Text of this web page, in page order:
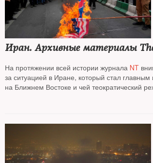
Иран. Архивные материалы
На протяжении всей истории журнала NT
за ситуацией в Иране, который стал главным
на Ближнем Востоке и чей теократический